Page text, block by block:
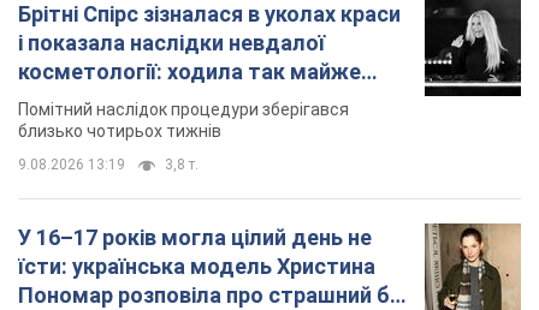
Брітні Спірс зізналася в уколах краси
і показала наслідки невдалої
косметології: ходила так майже
місяць
Помітний наслідок процедури зберігався
близько чотирьох тижнів
9.08.2026 13:19 3,8 т.
У 16–17 років могла цілий день не
їсти: українська модель Христина
Пономар розповіла про страшний бік